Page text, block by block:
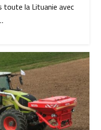
toute la Lituanie avec